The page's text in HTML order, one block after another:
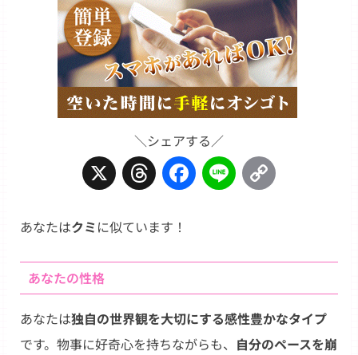
＼シェアする／
X
ThreadsFacebook
Line
あなたはクミ に似ています！
あなたの性格
あなたは独自の世界観を大切にする感性豊かなタイプ
です。物事に好奇心を持ちながらも、 自分のペースを崩